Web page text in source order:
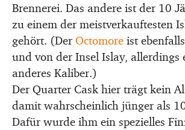
Brennerei. Das andere ist der 10
zu einem der meistverkauftesten
gehört. (DerOctomore ist
und von der Insel Islay, allerdings
anderes Kaliber.)
Der Quarter Cask hier trägt kein
damit wahrscheinlich jünger als
Dafür wurde ihm ein spezielles